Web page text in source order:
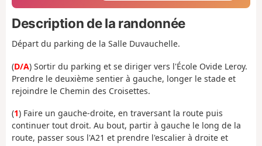
Description de la randonnée
Départ du parking de la Salle Duvauchelle.
(D/A) Sortir du parking et se diriger vers l'École Ovide Leroy.
Prendre le deuxième sentier à gauche, longer le stade et
rejoindre le Chemin des Croisettes.
(1) Faire un gauche-droite, en traversant la route puis
continuer tout droit. Au bout, partir à gauche le long de la
route, passer sous l'A21 et prendre l'escalier à droite et